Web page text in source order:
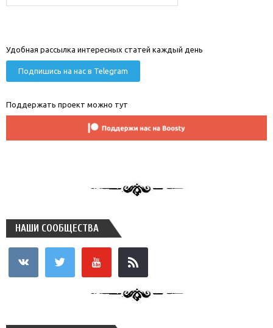
Удобная рассылка интересных статей каждый день
Подпишись на нас в Telegram
Поддержать проект можно тут
НАШИ СООБЩЕСТВА